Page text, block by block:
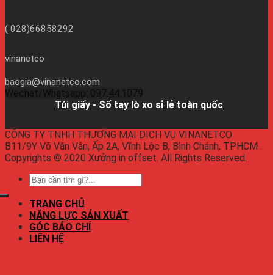
( 028)66858292
vinanetco
baogia@vinanetco.com
Wechat/Whatsapp: 097.44.1079
Túi giấy - Sổ tay lò xo sỉ lẻ toàn quốc
CÔNG TY TNHH THƯƠNG MẠI DỊCH VỤ VINANETCO
B11/9Y Võ Văn Vân, Ấp 2A, Vĩnh Lộc B, Bình Chánh, TPHCM .
Copyrights © 2020 Xưởng in offset. All Rights Reserved.
TRANG CHỦ
NĂNG LỰC SẢN XUẤT
GÓC BÁO CHÍ
LIÊN HỆ